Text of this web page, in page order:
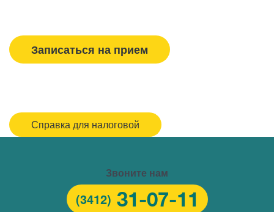
Записаться на прием
Справка для налоговой
Звоните нам
(3412) 31-07-11